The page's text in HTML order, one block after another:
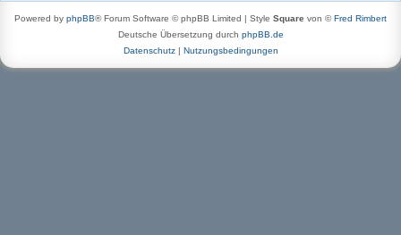
Powered by phpBB® Forum Software © phpBB Limited | Style Square von ©Fred Rimbert
Deutsche Übersetzung durch phpBB.de
Datenschutz| Nutzungsbedingungen